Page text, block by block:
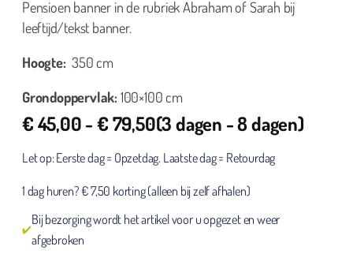
Pensioen banner in de rubriek Abraham of Sarah bij
leeftijd/tekst banner.
Hoogte:350 cm
Grondoppervlak:100×100 cm
€45,00-€79,50(3 dagen - 8 dagen)
Let op: Eerste dag = Opzetdag. Laatste dag = Retourdag
1 dag huren? € 7,50 korting (alleen bij zelf afhalen)
Bij bezorging wordt het artikel voor u opgezet en weer
afgebroken